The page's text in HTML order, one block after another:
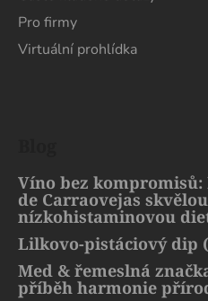
Pro firmy
Virtuální prohlídka
Víno bez kompromisů:
de Carraovejas
nízkohistaminovou
Lilkovo-pistáciový dip
Med & řemeslná
příběh harmonie